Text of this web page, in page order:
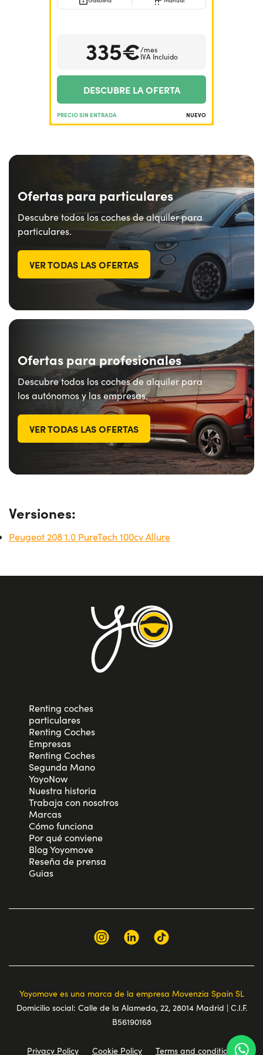
335€/mes
IVA Incluido
DESCUBRE LA OFERTA
PRECIO SIN ENTRADA NUEVO
Ofertas para particulares
Descubre todos los coches de alquiler para
particulares.
VER TODAS LAS OFERTAS
Ofertas para profesionales
Descubre todos los coches de alquiler para
los autónomos y las empresas.
VER TODAS LAS OFERTAS
Versiones:
Peugeot 208 1.0 PureTech 100cv Allure
Renting coches
particulares
Renting Coches
Empresas
Renting Coches
Segunda Mano
YoyoNow
Nuestra historia
Trabaja con nosotros
Marcas
Cómo funciona
Por qué conviene
Blog Yoyomove
Reseña de prensa
Guias
Yoyomove es una marca de la empresa Movenzia Spain SL
Domicilio social: Calle de la Alameda, 22, 28014 Madrid | C.I.F.
B56190168
Privacy Policy Cookie Policy Terms and conditions